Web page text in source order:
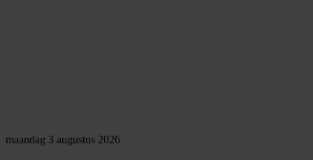
maandag 3 augustus 2026